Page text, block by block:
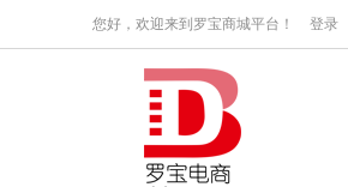
您好，欢迎来到罗宝商城平台！ 登录